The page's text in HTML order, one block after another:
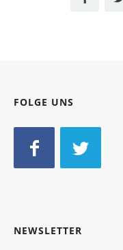
FOLGE UNS
NEWSLETTER